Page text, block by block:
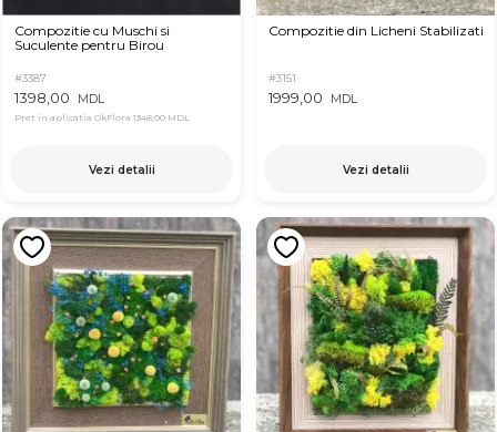
Compozitie cu Muschi si
Suculente pentru Birou
#3387
1398,00 MDL
Pret in aplicatia OkFlora 1348,00 MDL
Vezi detalii
Compozitie din Licheni Stabilizati
#3151
1999,00 MDL
Vezi detalii